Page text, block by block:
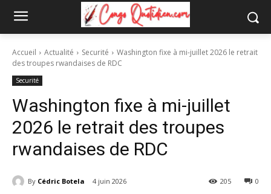
Accueil Actualité Securité
Washington fixe à mi-juillet 2026 le retrait
des troupes rwandaises de RDC
Securité
Washington fixe à mi-juillet
2026 le retrait des troupes
rwandaises de RDC
By Cédric Botela 4 juin 2026 0
205